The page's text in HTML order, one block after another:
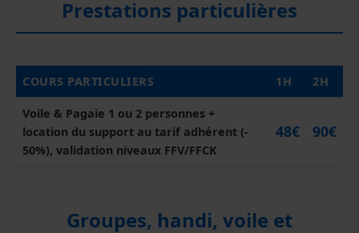
Prestations particulières
COURS PARTICULIERS 1H 2H
Voile & Pagaie 1 ou 2 personnes +
location du support au tarif adhérent (-
50%), validation niveaux FFV/FFCK
48€ 90€
Groupes, handi, voile et